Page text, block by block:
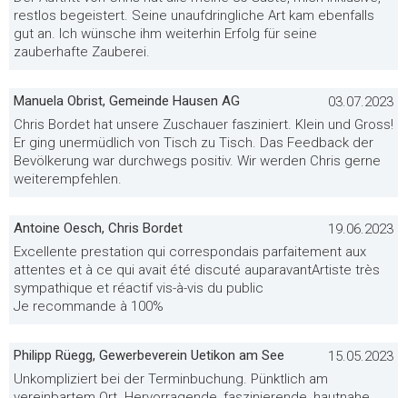
restlos begeistert. Seine unaufdringliche Art kam ebenfalls
gut an. Ich wünsche ihm weiterhin Erfolg für seine
zauberhafte Zauberei.
Manuela Obrist, Gemeinde Hausen AG
03.07.2023
Chris Bordet hat unsere Zuschauer fasziniert. Klein und Gross!
Er ging unermüdlich von Tisch zu Tisch. Das Feedback der
Bevölkerung war durchwegs positiv. Wir werden Chris gerne
weiterempfehlen.
Antoine Oesch, Chris Bordet
19.06.2023
Excellente prestation qui correspondais parfaitement aux
attentes et à ce qui avait été discuté auparavantArtiste très
sympathique et réactif vis-à-vis du public
Je recommande à 100%
Philipp Rüegg, Gewerbeverein Uetikon am See
15.05.2023
Unkompliziert bei der Terminbuchung. Pünktlich am